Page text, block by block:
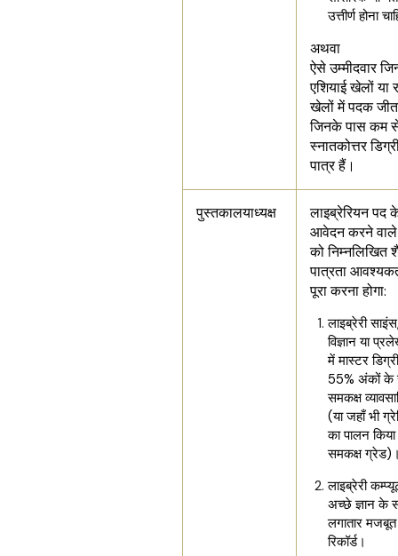
उत्तीर्ण होना
अथवा
ऐसे उम्मीदवार
एशियाई खेलों या
खेलों में पदक
जिनके पास कम
स्नातकोत्तर
पात्र हैं।
पुस्तकालयाध्यक्ष
लाइब्रेरियन पद
आवेदन करने वाले
को निम्नलिखित
पात्रता
पूरा करना होगा:
लाइब्रेरी
विज्ञान या
में मास्टर
55% अंकों के
समकक्ष
(या जहाँ भी
का पालन किया
समकक्ष
लाइब्रेरी
अच्छे ज्ञान के
लगातार
रिकॉर्ड।